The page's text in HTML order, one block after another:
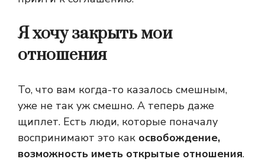
Я хочу закрыть мои
отношения
То, что вам когда-то казалось смешным,
уже не так уж смешно. А теперь даже
щиплет. Есть люди, которые поначалу
воспринимают это как освобождение,
возможность иметь открытые отношения.